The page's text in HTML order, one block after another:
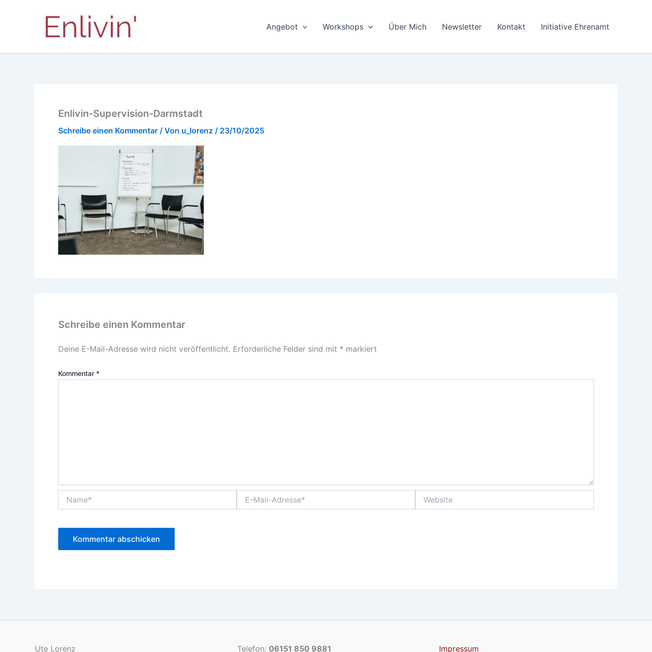
Angebot Workshops Über Mich Newsletter Kontakt Initiative Ehrenamt
Enlivin-Supervision-Darmstadt
Schreibe einen Kommentar / Von u_lorenz / 23/10/2025
Schreibe einen Kommentar
Deine E-Mail-Adresse wird nicht veröffentlicht. Erforderliche Felder sind mit * markiert
Kommentar *
Mail-
Ute Lorenz Telefon: 06151 850 9881 Impressum